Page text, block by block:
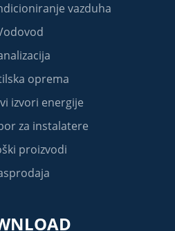
vazduha
oprema
izvori energije
za instalatere
proizvodi